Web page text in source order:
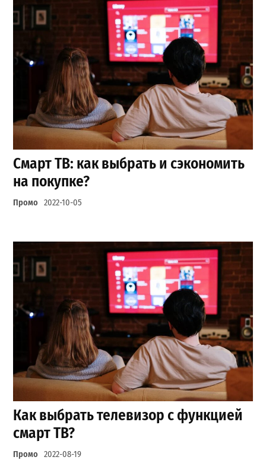
Смарт ТВ: как выбрать и сэкономить
на покупке?
Промо 2022-10-05
Как выбрать телевизор с функцией
смарт ТВ?
Промо 2022-08-19